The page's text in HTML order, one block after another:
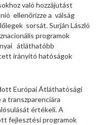
való hozzájutást
ellenőrizze a válság
sorsát. Surján László
programok
átláthatóbb
irányító hatóságok
Európai Átláthatósági
transzparenciára
értékeli. A
fejlesztési programok